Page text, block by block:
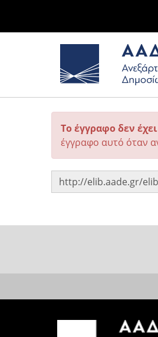
Το έγγραφο δεν
έγγραφο αυτό όταν